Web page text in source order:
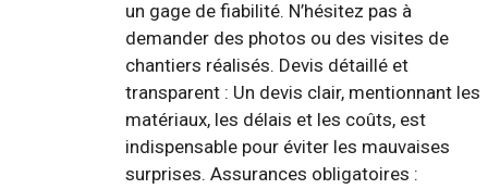
un gage de fiabilité. N’hésitez pas à
demander des photos ou des visites de
chantiers réalisés. Devis détaillé et
transparent : Un devis clair, mentionnant les
matériaux, les délais et les coûts, est
indispensable pour éviter les mauvaises
surprises. Assurances obligatoires :